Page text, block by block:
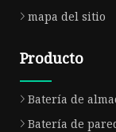
mapa del sitio
Producto
Batería de
Batería de